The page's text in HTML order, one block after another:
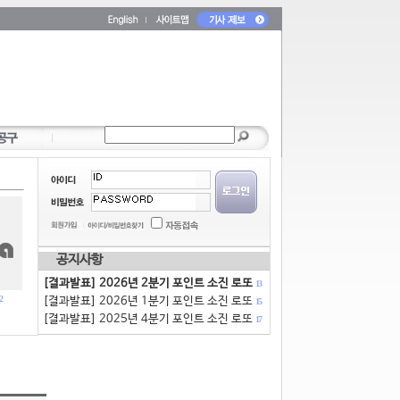
2
공지사항
[결과발표] 2026년 2분기 포인트 소진 로또 13
[결과발표] 2026년 1분기 포인트 소진 로또 15
[결과발표] 2025년 4분기 포인트 소진 로또 17